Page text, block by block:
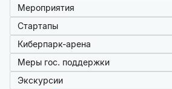
Мероприятия
Стартапы
Киберпарк-арена
Меры гос. поддержки
Экскурсии